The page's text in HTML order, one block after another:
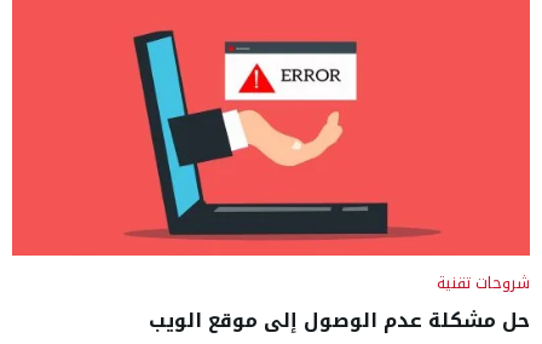
شروحات تقنية
حل مشكلة عدم الوصول إلى موقع الويب